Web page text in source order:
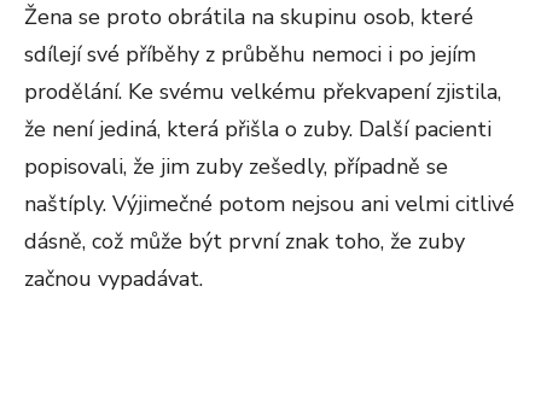
Žena se proto obrátila na skupinu osob, které
sdílejí své příběhy z průběhu nemoci i po jejím
prodělání. Ke svému velkému překvapení zjistila,
že není jediná, která přišla o zuby. Další pacienti
popisovali, že jim zuby zešedly, případně se
naštíply. Výjimečné potom nejsou ani velmi citlivé
dásně, což může být první znak toho, že zuby
začnou vypadávat.